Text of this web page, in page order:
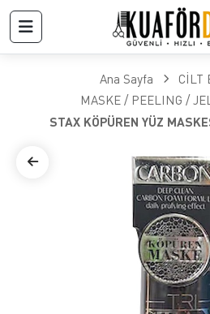
Ana Sayfa
CİLT
MASKE / PEELING /
STAX KÖPÜREN YÜZ